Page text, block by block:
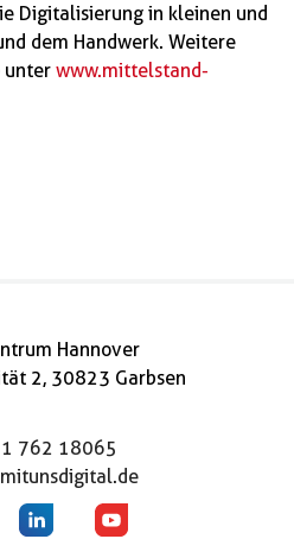
Digitalisierung in kleinen und
dem Handwerk. Weitere
unter www.mittelstand-
Hannover
2, 30823 Garbsen
762 18065